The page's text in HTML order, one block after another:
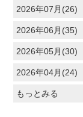
2026年07月(26)
2026年06月(35)
2026年05月(30)
2026年04月(24)
もっとみる